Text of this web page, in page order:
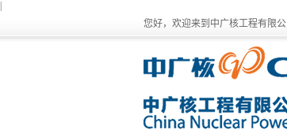
您好，欢迎来到中广核工程有限